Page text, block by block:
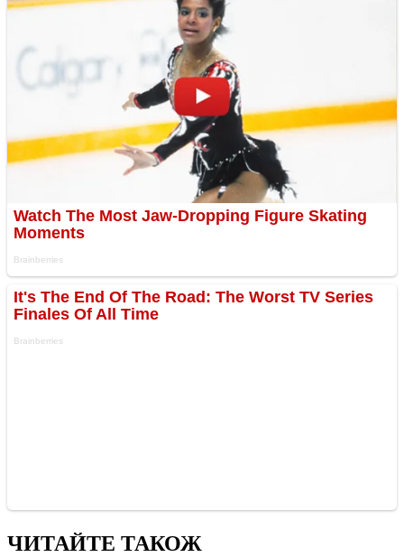
ЧИТАЙТЕ ТАКОЖ